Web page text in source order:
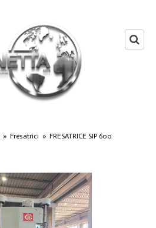
» Fresatrici » FRESATRICE SIP 600